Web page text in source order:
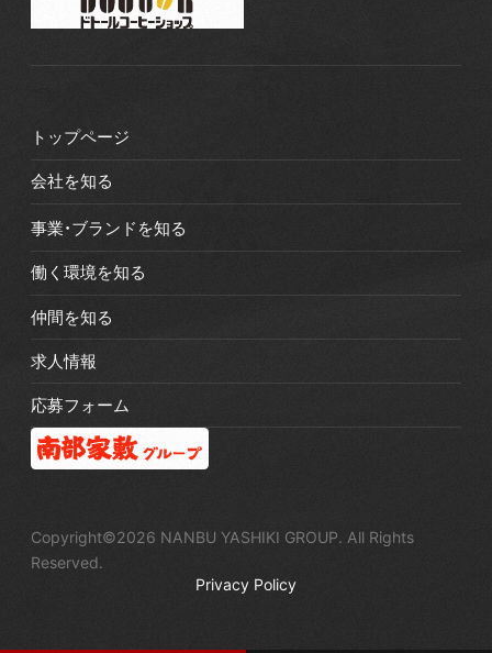
トップページ
会社を知る
事業・ブランドを知る
働く環境を知る
仲間を知る
求人情報
応募フォーム
Copyright©2026 NANBU YASHIKI GROUP. All Rights
Reserved.
Privacy Policy